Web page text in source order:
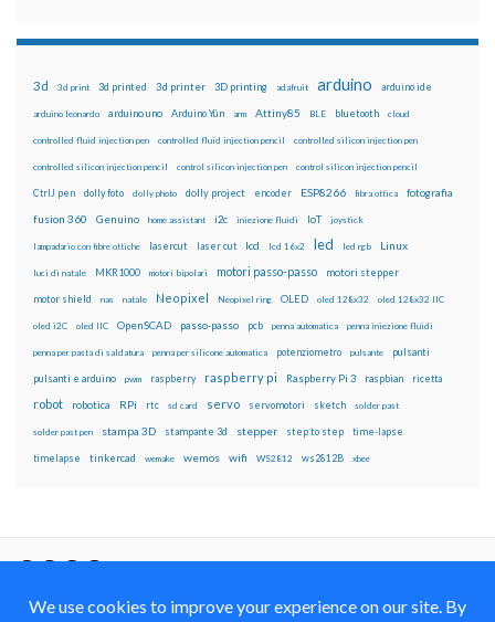
3d 3d print 3d printed 3d printer 3D printing adafruit arduino arduino ide
arduino leonardo arduino uno Arduino Yún arm Attiny85 BLE bluetooth cloud
controlled fluid injection pen controlled fluid injection pencil controlled silicon injection pen
controlled silicon injection pencil control silicon injection pen control silicon injection pencil
CtrlJ pen dolly foto dolly photo dolly project encoder ESP8266 fibra ottica fotografia
fusion 360 Genuino home assistant i2c iniezione fluidi IoT joystick
lampadario con fibre ottiche lasercut laser cut lcd lcd 16x2 led led rgb Linux
luci di natale MKR1000 motori bipolari motori passo-passo motori stepper
motor shield nas natale Neopixel Neopixel ring OLED oled 128x32 oled 128x32 IIC
oled i2C oled IIC OpenSCAD passo-passo pcb penna automatica penna iniezione fluidi
penna per pasta di saldatura penna per silicone automatica potenziometro pulsante pulsanti
pulsanti e arduino pwm raspberry raspberry pi Raspberry Pi 3 raspbian ricetta
robot robotica RPi rtc sd card servo servomotori sketch solder past
solder past pen stampa 3D stampante 3d stepper step to step time-lapse
timelapse tinkercad wemake wemos wifi WS2812 ws2812B xbee